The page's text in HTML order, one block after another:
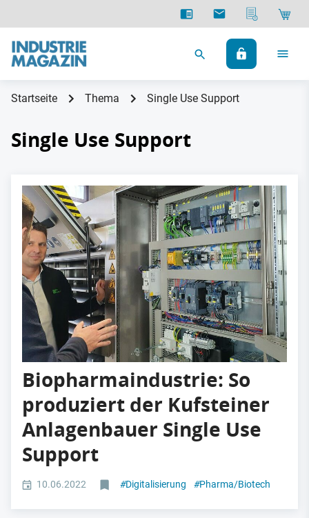
Startseite Thema Single Use Support
Single Use Support
Biopharmaindustrie: So
produziert der Kufsteiner
Anlagenbauer Single Use
Support
10.06.2022 #Digitalisierung #Pharma/Biotech